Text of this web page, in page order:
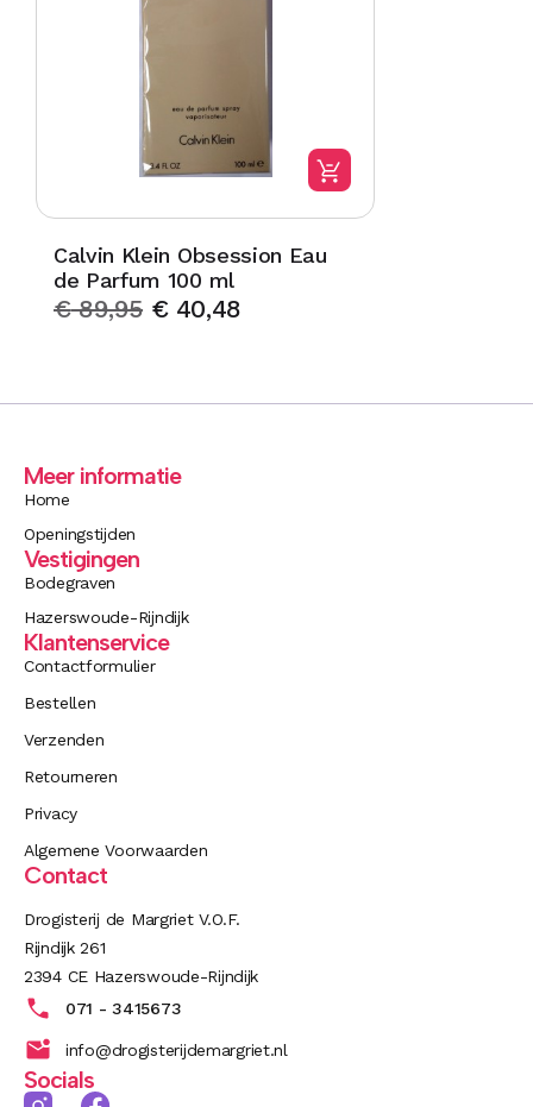
Calvin Klein Obsession Eau
de Parfum 100 ml
€89,95 €40,48
Meer informatie
Home
Openingstijden
Vestigingen
Bodegraven
Hazerswoude-Rijndijk
Klantenservice
Contactformulier
Bestellen
Verzenden
Retourneren
Privacy
Algemene Voorwaarden
Contact
Drogisterij de Margriet V.O.F.
Rijndijk 261
2394 CE Hazerswoude-Rijndijk
071 - 3415673
info@drogisterijdemargriet.nl
Socials